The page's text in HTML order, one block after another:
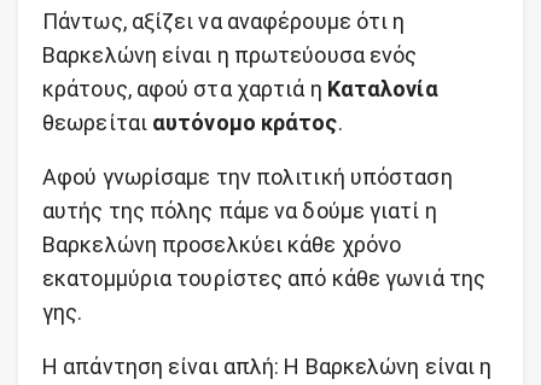
Πάντως, αξίζει να αναφέρουμε ότι η
Βαρκελώνη είναι η πρωτεύουσα ενός
κράτους, αφού στα χαρτιά η Καταλονία
θεωρείται αυτόνομο κράτος.
Αφού γνωρίσαμε την πολιτική υπόσταση
αυτής της πόλης πάμε να δούμε γιατί η
Βαρκελώνη προσελκύει κάθε χρόνο
εκατομμύρια τουρίστες από κάθε γωνιά της
γης.
Η απάντηση είναι απλή: Η Βαρκελώνη είναι η